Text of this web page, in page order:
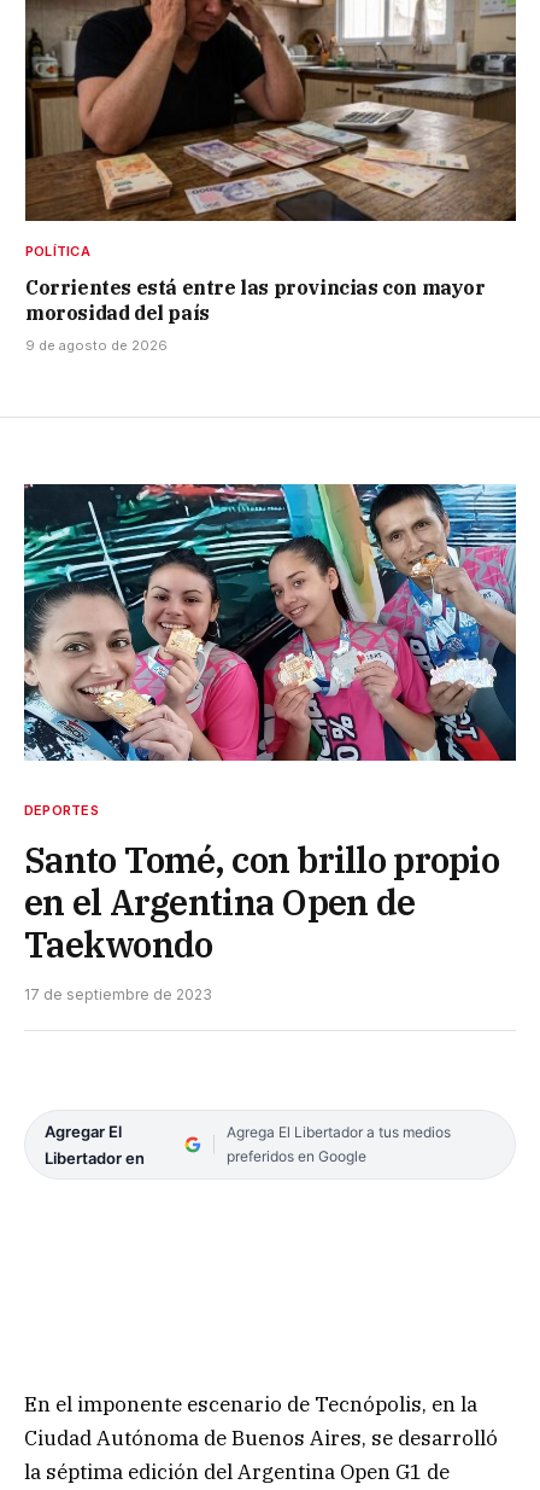
POLÍTICA
Corrientes está entre las provincias con mayor
morosidad del país
9 de agosto de 2026
DEPORTES
Santo Tomé, con brillo propio
en el Argentina Open de
Taekwondo
17 de septiembre de 2023
Agregar El
Libertador en
Agrega El Libertador a tus medios
preferidos en Google
En el imponente escenario de Tecnópolis, en la
Ciudad Autónoma de Buenos Aires, se desarrolló
la séptima edición del Argentina Open G1 de